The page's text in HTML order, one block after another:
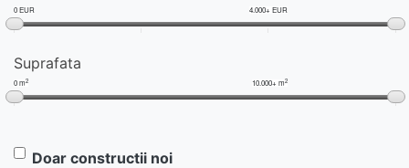
0 EUR 4.000+ EUR
Suprafata
0 m2 10.000+ m2
Doar constructii noi